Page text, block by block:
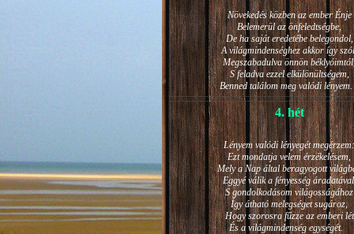
Növekedés közben az ember Énje
Belemerül az önfeledtségbe,
De ha saját eredetébe belegondol,
A világmindenséghez akkor így
Megszabadulva önnön
S feladva ezzel elkülönültségem,
Benned találom meg valódi
4. hét
Lényem valódi lényegét megérzem:
Ezt mondatja velem érzékelésem,
Mely a Nap által beragyogott
Eggyé válik a fényesség
S gondolkodásom világosságához
Így átható melegséget sugároz,
Hogy szorosra fűzze az emberi lét
És a világmindenség egységét.